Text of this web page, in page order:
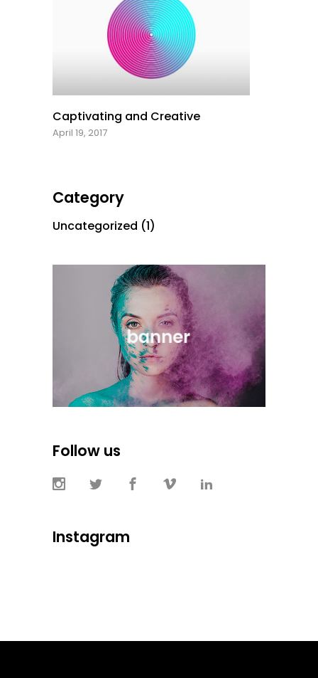
Captivating and Creative
April 19, 2017
Category
Uncategorized (1)
Follow us
Instagram